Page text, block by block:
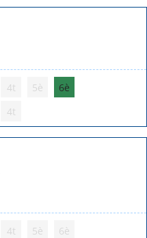
4t 5è
6è
4t
4t 5è
6è